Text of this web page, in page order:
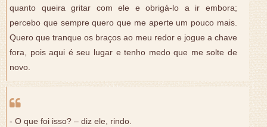
quanto queira gritar com ele e obrigá-lo a ir embora;
percebo que sempre quero que me aperte um pouco mais.
Quero que tranque os braços ao meu redor e jogue a chave
fora, pois aqui é seu lugar e tenho medo que me solte de
novo.
- O que foi isso? – diz ele, rindo.